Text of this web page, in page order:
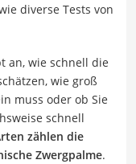
diverse Tests von
an, wie schnell die
wie groß
muss oder ob Sie
schnell
zählen die
Zwergpalme.